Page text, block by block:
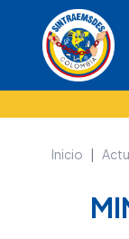
Inicio